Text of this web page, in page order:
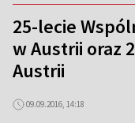
25-lecie
w Austrii oraz
Austrii
09.09.2016, 14:18